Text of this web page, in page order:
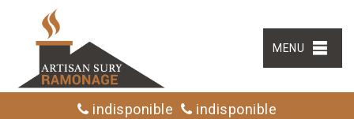
MENU
indisponible indisponible